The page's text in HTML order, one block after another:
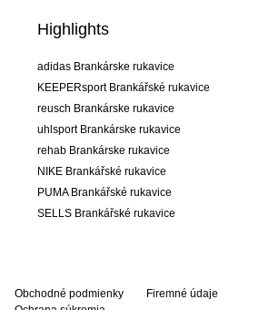
Highlights
adidas Brankárske rukavice
KEEPERsport Brankářské rukavice
reusch Brankárske rukavice
uhlsport Brankárske rukavice
rehab Brankárske rukavice
NIKE Brankářské rukavice
PUMA Brankářské rukavice
SELLS Brankářské rukavice
Obchodné podmienky
Firemné údaje